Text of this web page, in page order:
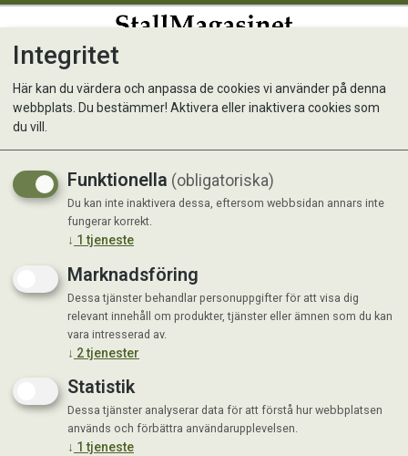
Halsband m kedja Lila
Integritet
Här kan du värdera och anpassa de cookies vi använder på denna
webbplats. Du bestämmer! Aktivera eller inaktivera cookies som
du vill.
Funktionella (obligatoriska)
Du kan inte inaktivera dessa, eftersom webbsidan annars inte
fungerar korrekt.
↓ 1 tjeneste
Marknadsföring
Dessa tjänster behandlar personuppgifter för att visa dig
relevant innehåll om produkter, tjänster eller ämnen som du kan
vara intresserad av.
↓ 2tjenester
Statistik
Dessa tjänster analyserar data för att förstå hur webbplatsen
används och förbättra användarupplevelsen.
↓ 1 tjeneste